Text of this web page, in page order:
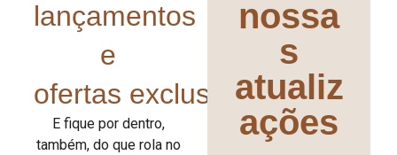
lançamentos
e
ofertas exclusivas!
E fique por dentro,
também, do que rola no
nossa
s
atualiz
ações